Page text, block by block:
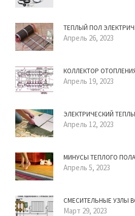
ТЕПЛЫЙ ПОЛ
Апрель 26, 2023
КОЛЛЕКТОР
Апрель 19, 2023
ЭЛЕКТРИЧЕСКИЙ
Апрель 12, 2023
МИНУСЫ ТЕПЛОГО ПОЛА
Апрель 5, 2023
СМЕСИТЕЛЬНЫЕ УЗЛЫ
Март 29, 2023